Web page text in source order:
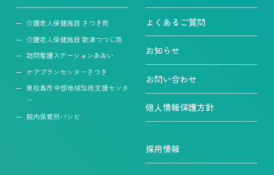
介護老人保健施設 さつき苑
介護老人保健施設 歌津つつじ苑
訪問看護ステーションあおい
ケアプランセンターさつき
東松島市中部地域包括支援センタ
ー
院内保育所バンビ
よくあるご質問
お知らせ
お問い合わせ
個人情報保護方針
採用情報